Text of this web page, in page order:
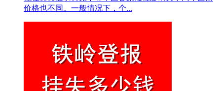
价格也不同。一般情况下，个...